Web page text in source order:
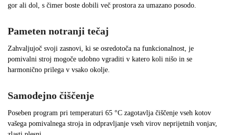
gor ali dol, s čimer boste dobili več prostora za umazano posodo.
Pameten notranji tečaj
Zahvaljujoč svoji zasnovi, ki se osredotoča na funkcionalnost, je
pomivalni stroj mogoče udobno vgraditi v katero koli nišo in se
harmonično prilega v vsako okolje.
Samodejno čiščenje
Poseben program pri temperaturi 65 °C zagotavlja čiščenje vseh kotov
vašega pomivalnega stroja in odpravljanje vseh virov neprijetnih vonjav,